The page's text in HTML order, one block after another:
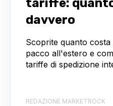
tariffe:
davvero
Scoprite quanto
pacco all'estero e
tariffe di spedizione
REDAZIONE MARKETROCK